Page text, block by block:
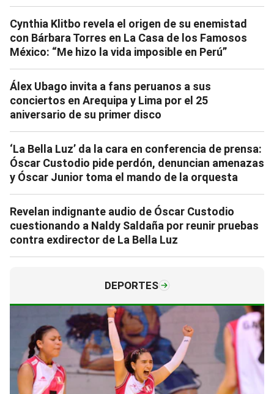
Cynthia Klitbo revela el origen de su enemistad
con Bárbara Torres en La Casa de los Famosos
México: “Me hizo la vida imposible en Perú”
Álex Ubago invita a fans peruanos a sus
conciertos en Arequipa y Lima por el 25
aniversario de su primer disco
‘La Bella Luz’ da la cara en conferencia de prensa:
Óscar Custodio pide perdón, denuncian amenazas
y Óscar Junior toma el mando de la orquesta
Revelan indignante audio de Óscar Custodio
cuestionando a Naldy Saldaña por reunir pruebas
contra exdirector de La Bella Luz
DEPORTES